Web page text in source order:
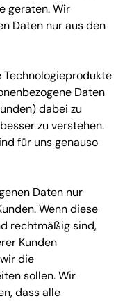
geraten. Wir
Daten nur aus den
Daten
dabei zu
zu verstehen.
für uns genauso
Daten nur
Wenn diese
rechtmäßig sind,
Kunden
die
sollen. Wir
dass alle